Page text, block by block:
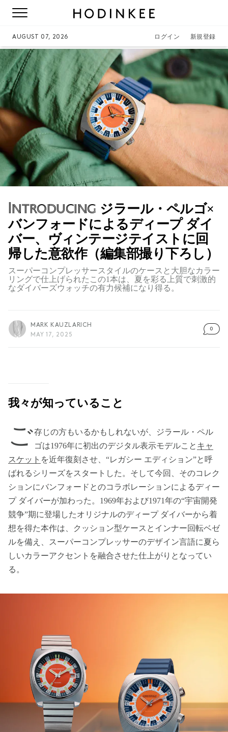
AUGUST 07, 2026 ログイン 新規登録
Introducing ジラール・ペルゴ×
バンフォードによるディープ ダイ
バー、ヴィンテージテイストに回
帰した意欲作（編集部撮り下ろし）
スーパーコンプレッサースタイルのケースと大胆なカラー
リングで仕上げられたこの1本は、夏を彩る上質で刺激的
なダイバーズウォッチの有力候補になり得る。
MARK KAUZLARICH
MAY 17, 2025
0
我々が知っていること
ご存じの方もいるかもしれないが、ジラール・ペル
ゴは1976年に初出のデジタル表示モデルこと キャ
スケット を近年復刻させ、“レガシー エディション”と呼
ばれるシリーズをスタートした。そして今回、そのコレク
ションにバンフォードとのコラボレーションによるディー
プ ダイバーが加わった。1969年および1971年の“宇宙開発
競争”期に登場したオリジナルのディープ ダイバーから着
想を得た本作は、クッション型ケースとインナー回転ベゼ
ルを備え、スーパーコンプレッサーのデザイン言語に夏ら
しいカラーアクセントを融合させた仕上がりとなってい
る。